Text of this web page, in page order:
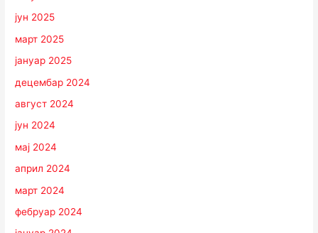
јун 2025
март 2025
јануар 2025
децембар 2024
август 2024
јун 2024
мај 2024
април 2024
март 2024
фебруар 2024